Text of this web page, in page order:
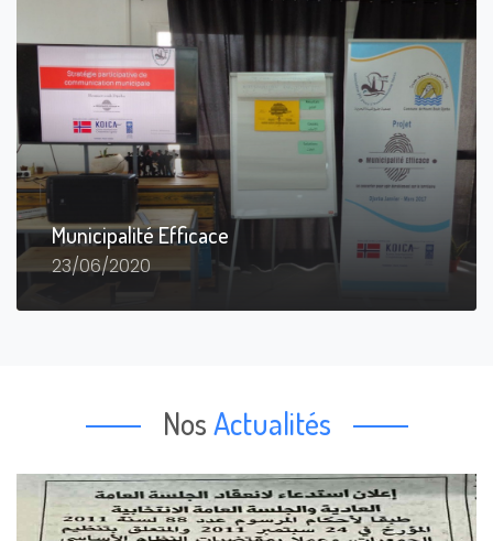
Municipalité Efficace
23/06/2020
NosActualités